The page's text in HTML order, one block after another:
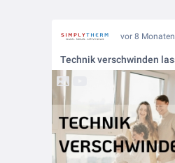
vor 8 Monaten